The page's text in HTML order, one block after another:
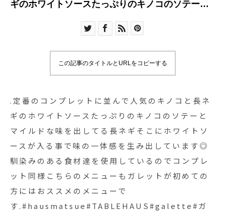
ギのホワイトソースたっぷりのキノコのソテーと
ースが入る事で味の一体感を生み出しています◎
ット同様こちらのメニューもガレットが初めての
#松江カフェ#松江ランチ※こちらは11時30分〜14
時までのランチタイムのメニューです
この記事のタイトルとURLをコピーする
.定番のコンプレットに並んで人気のキノコと長ネ
ギのホワイトソースたっぷりのキノコのソテーと
マイルドな味を出してる長ネギそこにホワイトソ
ースが入る事で味の一体感を生み出しています◎
馴染みのある食材達を使用しているのでコンプレ
ット同様こちらのメニューもガレットが初めての
方にはおススメのメニューで
す.#hausmatsue#TABLEHAUS#galette#ガ